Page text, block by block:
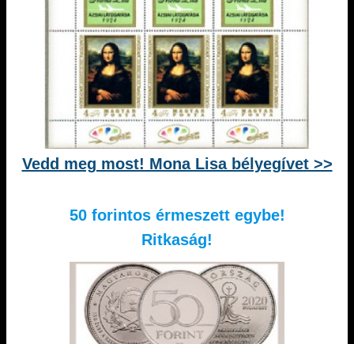
Vedd meg most! Mona Lisa bélyegívet >>
50 forintos érmeszett egybe!
Ritkaság!